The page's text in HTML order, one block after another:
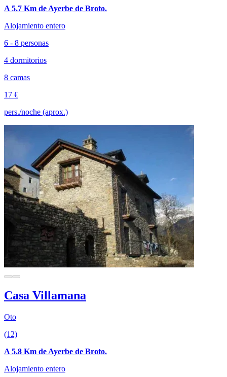
A 5.7 Km de Ayerbe de Broto.
Alojamiento entero
6 - 8 personas
4 dormitorios
8 camas
17 €
pers./noche (aprox.)
Casa Villamana
Oto
(12)
A 5.8 Km de Ayerbe de Broto.
Alojamiento entero